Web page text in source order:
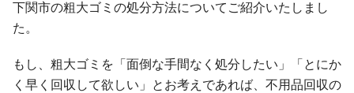
下関市の粗大ゴミの処分方法についてご紹介いたしまし
た。
もし、粗大ゴミを「面倒な手間なく処分したい」「とにか
く早く回収して欲しい」とお考えであれば、不用品回収の